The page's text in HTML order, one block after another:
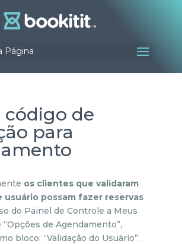
Página
código de
para
os clientes que validaram
usuário possam fazer reservas
do Painel de Controle a Meus
“Opções de Agendamento”,
bloco: “Validação do Usuário”.